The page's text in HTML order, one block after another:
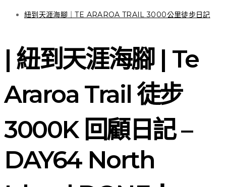
紐到天涯海腳｜TE ARAROA TRAIL 3000公里徒步日記
| 紐到天涯海腳 | Te
Araroa Trail 徒步
3000K 回顧日記 –
DAY64 North